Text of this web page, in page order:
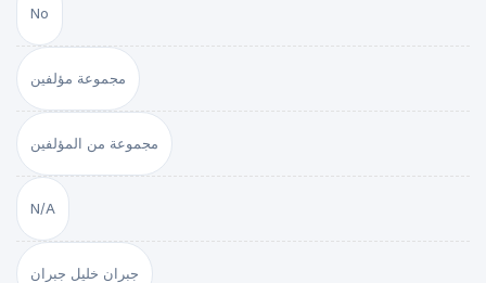
No
مجموعة مؤلفين
مجموعة من المؤلفين
N/A
جبران خليل جبران